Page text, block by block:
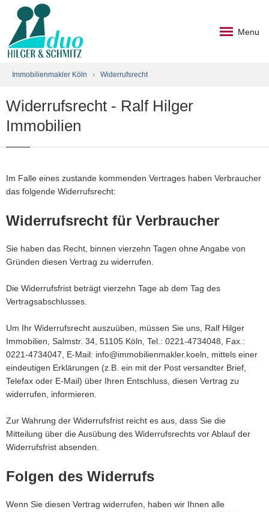
Menu
Immobilienmakler Köln › Widerrufsrecht
Widerrufsrecht - Ralf Hilger
Immobilien
Im Falle eines zustande kommenden Vertrages haben Verbraucher
das folgende Widerrufsrecht:
Widerrufsrecht für Verbraucher
Sie haben das Recht, binnen vierzehn Tagen ohne Angabe von
Gründen diesen Vertrag zu widerrufen.
Die Widerrufsfrist beträgt vierzehn Tage ab dem Tag des
Vertragsabschlusses.
Um Ihr Widerrufsrecht auszuüben, müssen Sie uns, Ralf Hilger
Immobilien, Salmstr. 34, 51105 Köln, Tel.: 0221-4734048, Fax.:
0221-4734047, E-Mail: info@immobilienmakler.koeln, mittels einer
eindeutigen Erklärungen (z.B. ein mit der Post versandter Brief,
Telefax oder E-Mail) über Ihren Entschluss, diesen Vertrag zu
widerrufen, informieren.
Zur Wahrung der Widerrufsfrist reicht es aus, dass Sie die
Mitteilung über die Ausübung des Widerrufsrechts vor Ablauf der
Widerrufsfrist absenden.
Folgen des Widerrufs
Wenn Sie diesen Vertrag widerrufen, haben wir Ihnen alle